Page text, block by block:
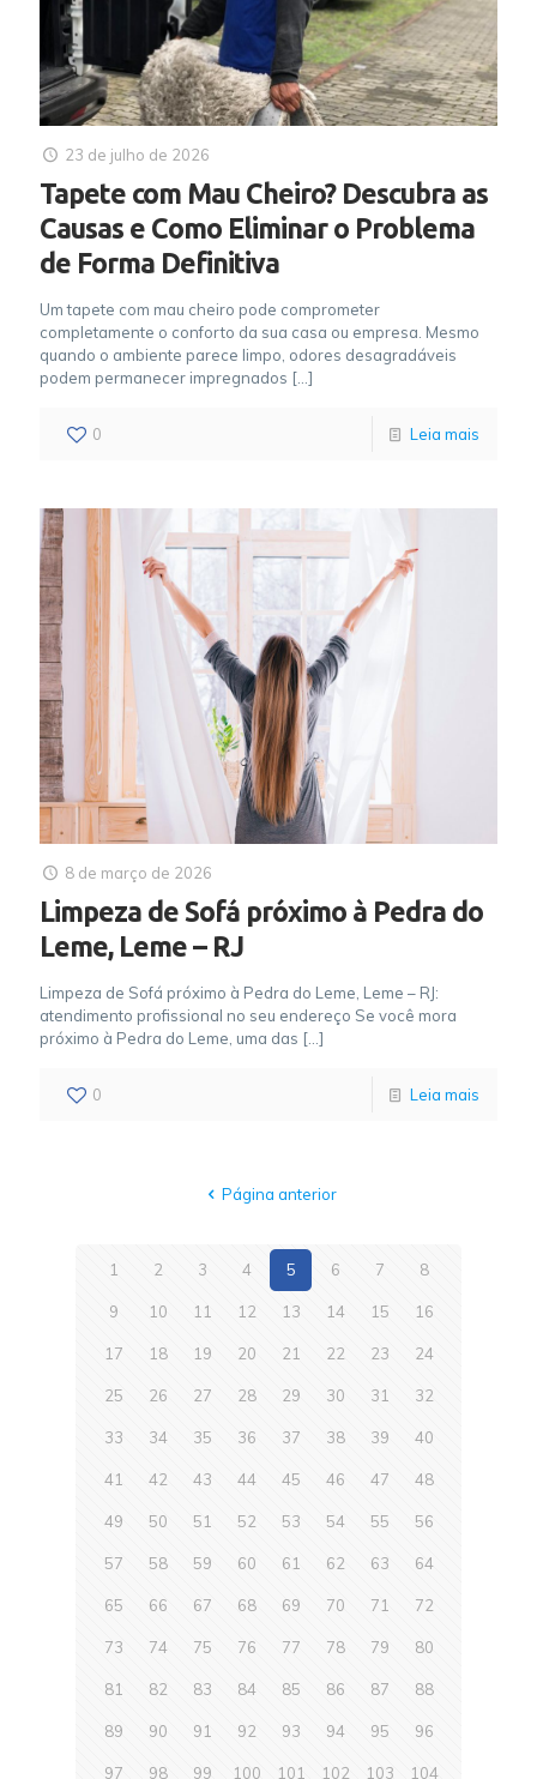
23 de julho de 2026
Tapete com Mau Cheiro? Descubra as
Causas e Como Eliminar o Problema
de Forma Definitiva
Um tapete com mau cheiro pode comprometer
completamente o conforto da sua casa ou empresa. Mesmo
quando o ambiente parece limpo, odores desagradáveis
podem permanecer impregnados […]
0 Leia mais
8 de março de 2026
Limpeza de Sofá próximo à Pedra do
Leme, Leme – RJ
Limpeza de Sofá próximo à Pedra do Leme, Leme – RJ:
atendimento profissional no seu endereço Se você mora
próximo à Pedra do Leme, uma das […]
0 Leia mais
Página anterior
1 2 3 4 5 6 7 8
9 10 11 12 13 14 15 16
17 18 19 20 21 22 23 24
25 26 27 28 29 30 31 32
33 34 35 36 37 38 39 40
41 42 43 44 45 46 47 48
49 50 51 52 53 54 55 56
57 58 59 60 61 62 63 64
65 66 67 68 69 70 71 72
73 74 75 76 77 78 79 80
81 82 83 84 85 86 87 88
89 90 91 92 93 94 95 96
97 98 99 100 101 102 103 104